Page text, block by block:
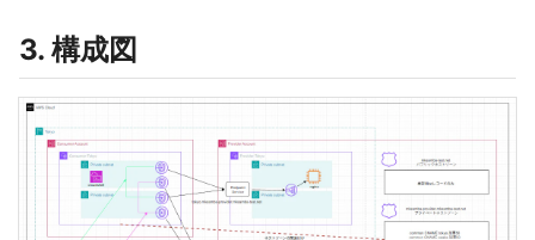
3. 構成図